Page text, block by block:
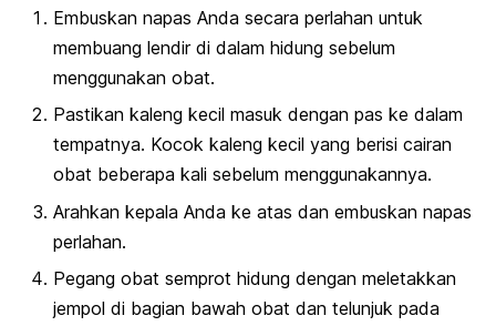
Embuskan napas Anda secara perlahan untuk
membuang lendir di dalam hidung sebelum
menggunakan obat.
Pastikan kaleng kecil masuk dengan pas ke dalam
tempatnya. Kocok kaleng kecil yang berisi cairan
obat beberapa kali sebelum menggunakannya.
Arahkan kepala Anda ke atas dan embuskan napas
perlahan.
Pegang obat semprot hidung dengan meletakkan
jempol di bagian bawah obat dan telunjuk pada